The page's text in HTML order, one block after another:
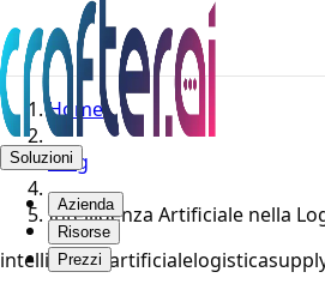
Soluzioni
Azienda
Risorse
Prezzi
Home
Blog
Intelligenza Artificiale nella
intelligenza artificialelogistica